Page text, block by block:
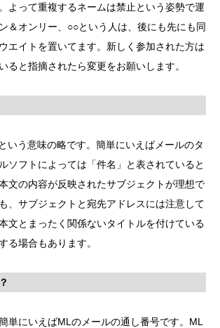
よって重複するネームは禁止という姿勢で運
＆オンリー、○○という人は、後にも先にも同
エイトを置いてます。新しく参加された方は
ると指摘されたら変更をお願いします。
いう意味の略です。簡単にいえばメールのタ
ソフトによっては「件名」と表されていると
文の内容が反映されたサブジェクトが理想で
、サブジェクトと宛先アドレスには注意して
文とまったく関係ないタイトルを付けている
る場合もあります。
単にいえばMLのメールの通し番号です。ML